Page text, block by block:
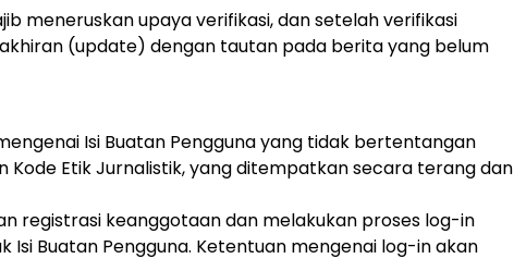
meneruskan upaya verifikasi, dan setelah verifikasi
(update) dengan tautan pada berita yang belum
Isi Buatan Pengguna yang tidak bertentangan
Kode Etik Jurnalistik, yang ditempatkan secara terang dan
registrasi keanggotaan dan melakukan proses log-in
Buatan Pengguna. Ketentuan mengenai log-in akan